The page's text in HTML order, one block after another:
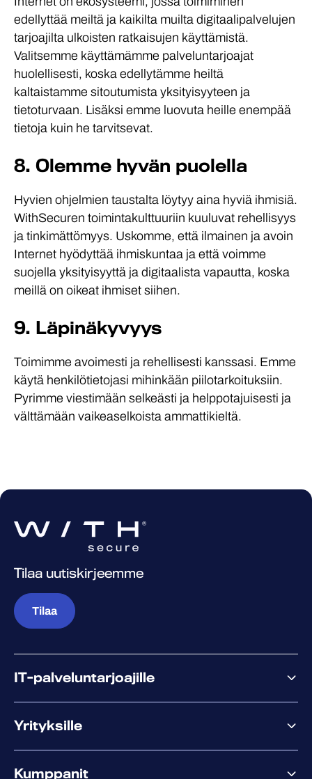
edellyttää meiltä ja kaikilta muilta digitaali­palvelujen
tarjoajilta ulkoisten ratkaisujen käyttämistä.
Valitsemme käyttämämme palvelun­tarjoajat
huolellisesti, koska edellytämme heiltä
kaltaistamme sitoutumista yksityisyyteen ja
tietoturvaan. Lisäksi emme luovuta heille enempää
tietoja kuin he tarvitsevat.
8. Olemme hyvän puolella
Hyvien ohjelmien taustalta löytyy aina hyviä ihmisiä.
WithSecuren toiminta­kulttuuriin kuuluvat rehellisyys
ja tinkimättömyys. Uskomme, että ilmainen ja avoin
Internet hyödyttää ihmiskuntaa ja että voimme
suojella yksityisyyttä ja digitaalista vapautta, koska
meillä on oikeat ihmiset siihen.
9. Läpinäkyvyys
Toimimme avoimesti ja rehellisesti kanssasi. Emme
käytä henkilö­tietojasi mihinkään piilo­­tarkoituksiin.
Pyrimme viestimään selkeästi ja helppo­tajuisesti ja
välttämään vaikea­selkoista ammattikieltä.
Tilaa uutiskirjeemme
Tilaa
IT-palveluntarjoajille
Yrityksille
Kumppanit